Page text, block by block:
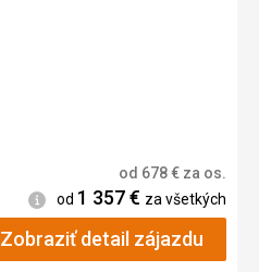
od 678€ za os.
Informácie
od 1 357€ za všetkých
Zobraziť detail zájazdu